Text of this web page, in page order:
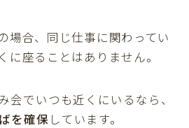
場合、同じ仕事に関わってい
に座ることはありません。
会でいつも近くにいるなら、
を確保 しています。